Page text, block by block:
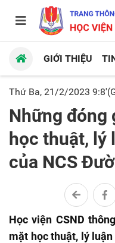
GIỚI THIỆU
Thứ Ba, 21/2/2023
Những đóng
học thuật, lý
của NCS
Học viện CSND
mặt học thuật, lý